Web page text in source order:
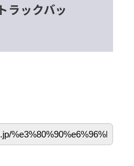
ラックバッ